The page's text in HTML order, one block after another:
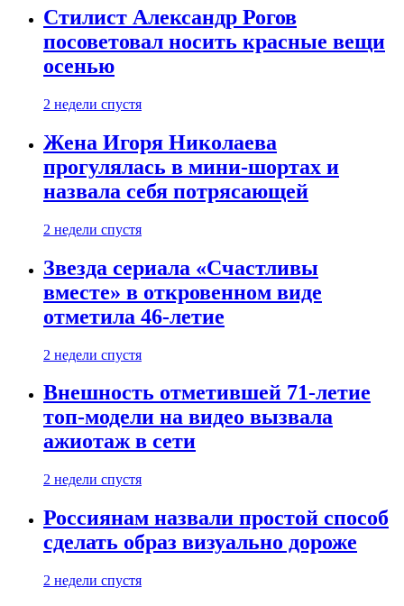
Стилист Александр Рогов
посоветовал носить красные вещи
осенью
2 недели спустя
Жена Игоря Николаева
прогулялась в мини-шортах и
назвала себя потрясающей
2 недели спустя
Звезда сериала «Счастливы
вместе» в откровенном виде
отметила 46-летие
2 недели спустя
Внешность отметившей 71-летие
топ-модели на видео вызвала
ажиотаж в сети
2 недели спустя
Россиянам назвали простой способ
сделать образ визуально дороже
2 недели спустя